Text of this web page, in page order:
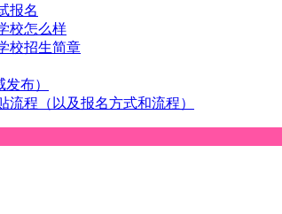
报名
校怎么样
校招生简章
布）
程（以及报名方式和流程）